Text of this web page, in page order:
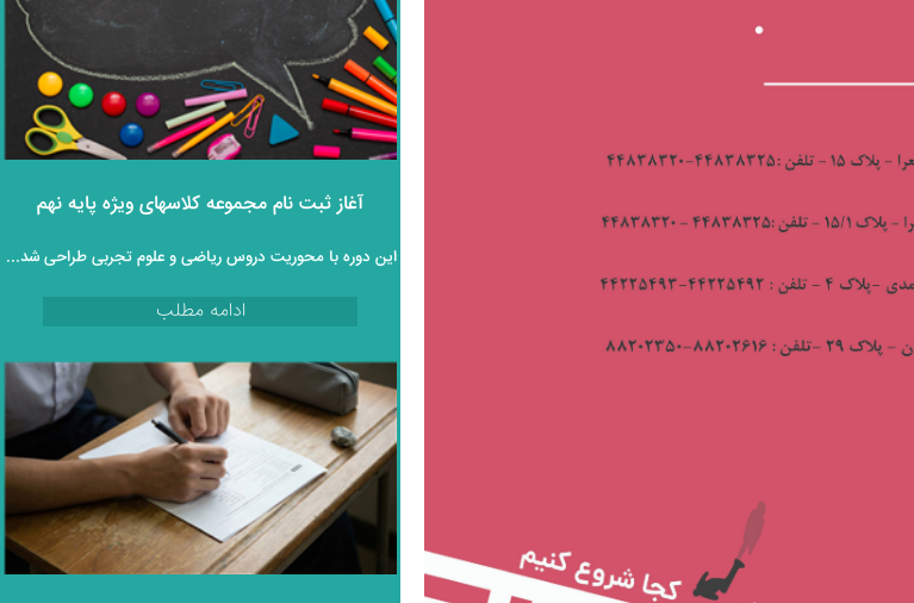
آغاز ثبت‌ نام مجموعه کلاسهای ویژه پایه نهم
این دوره با محوریت دروس ریاضی و علوم تجربی طراحی شده و به‌ صورت کاملاً رایگان و غیرحضوری در اختیار دانش‌ آموزان قرار می‌گیرد.
ادامه مطلب